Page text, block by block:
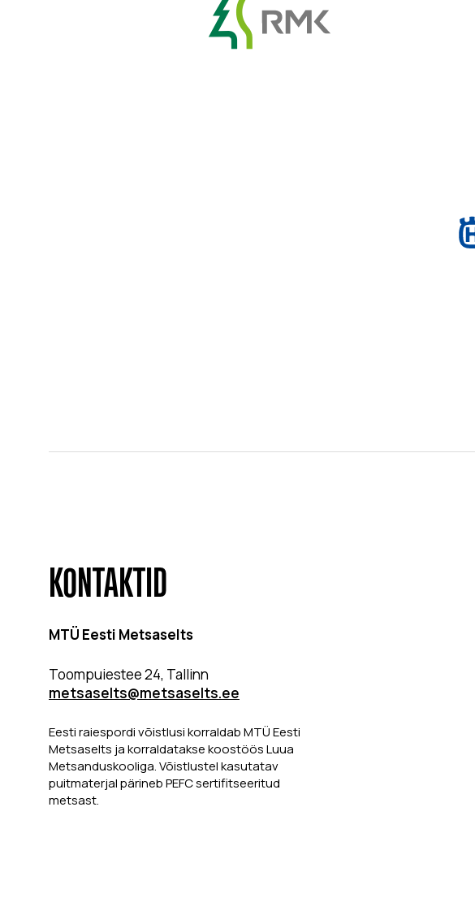
KONTAKTID
MTÜ Eesti Metsaselts
Toompuiestee 24, Tallinn
metsaselts@metsaselts.ee
Eesti raiespordi võistlusi korraldab MTÜ Eesti
Metsaselts ja korraldatakse koostöös Luua
Metsanduskooliga. Võistlustel kasutatav
puitmaterjal pärineb PEFC sertifitseeritud
metsast.